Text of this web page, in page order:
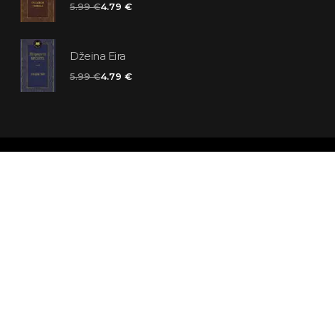
5.99 €4.79 €
Džeina Eira
5.99 €4.79 €